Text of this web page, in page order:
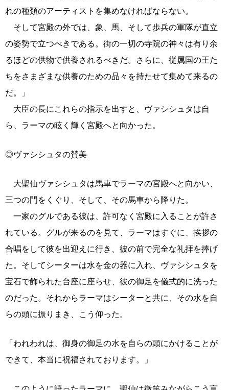
れの種類のアーティストを集めなければならない。
そして宮殿の外では、象、馬、そして歩兵の軍隊が直立
の姿勢で立つべきである。街の一切の寺院の神々は有り余
るほどの供物で供養されるべきだ。さらに、従属国の王た
ちをさまざまな供養のための品々を持たせて集めて来るの
だ。」
大臣の長にこれらの指示を出すと、ヴァシシュタは自
ら、ラーマの眩く輝く宮殿へと向かった。
◎ヴァシシュタの賛美
大聖仙ヴァシシュタは馬車でラーマの宮殿へと向かい、
三つの門をくぐり、そして、その馬車から降りた。
一家のグルである彼は、許可なく宮殿に入ることが許さ
れている。グルが来るのを見て、ラーマはすぐに、挨拶の
合唱をして彼を出迎えに行き、彼の前で完全な礼拝を捧げ
た。そしてシーターは水を金の器に入れ、ヴァシシュタを
宝石で飾られた台座に座らせ、彼の御足を儀式的に洗った
のだった。それからラーマはシーターと共に、その水を自
らの頭に振りまき、こう仰った。
「われわれは、御身の御足の水を自らの頭にかけることが
できて、本当に祝福されております。」